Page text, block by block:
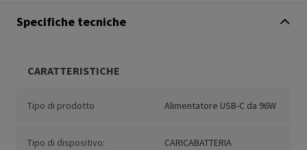
Specifiche tecniche
CARATTERISTICHE
Tipo di prodotto Alimentatore USB-C da 96W
Tipo di dispositivo: CARICABATTERIA